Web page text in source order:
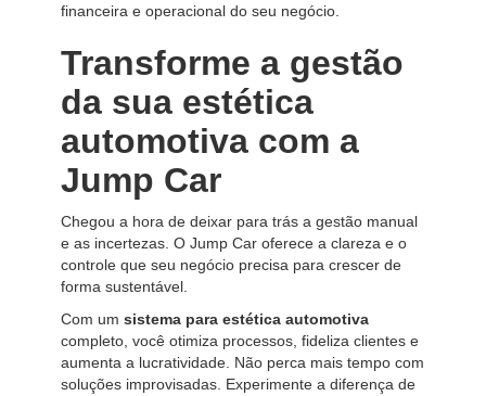
financeira e operacional do seu negócio.
Transforme a gestão
da sua estética
automotiva com a
Jump Car
Chegou a hora de deixar para trás a gestão manual
e as incertezas. O Jump Car oferece a clareza e o
controle que seu negócio precisa para crescer de
forma sustentável.
Com um sistema para estética automotiva
completo, você otimiza processos, fideliza clientes e
aumenta a lucratividade. Não perca mais tempo com
soluções improvisadas. Experimente a diferença de